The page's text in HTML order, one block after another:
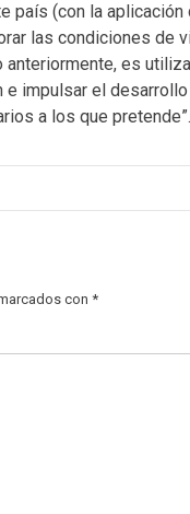
país (con la aplicación
las condiciones de
es
e impulsar el
a los que pretende”.
con *